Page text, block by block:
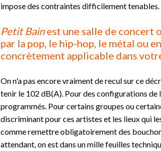
impose des contraintes difficilement tenables.
Petit Bainest une salle de concert
par la pop, le hip-hop, le métal ou
concrètement applicable dans
On n'a pas encore vraiment de recul sur ce
tenir le 102 dB(A). Pour des configurations de
programmés. Pour certains groupes ou
discriminant pour ces artistes et les lieux qui
comme remettre obligatoirement des
attendant, on est dans un mille feuilles